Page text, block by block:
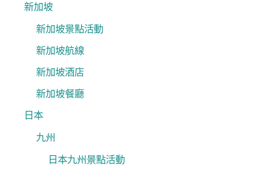
新加坡
新加坡景點活動
新加坡航線
新加坡酒店
新加坡餐廳
日本
九州
日本九州景點活動